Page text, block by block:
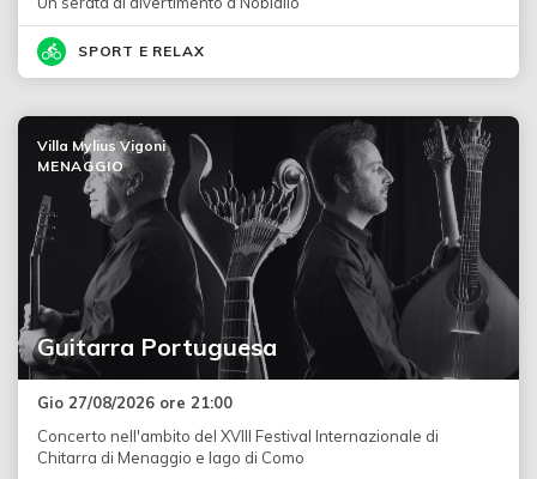
SPORT E RELAX
Guitarra Portuguesa
Villa Mylius Vigoni
MENAGGIO
Gio 27/08/2026 ore 21:00
Concerto nell'ambito del XVIII Festival Internazionale di
Chitarra di Menaggio e lago di Como